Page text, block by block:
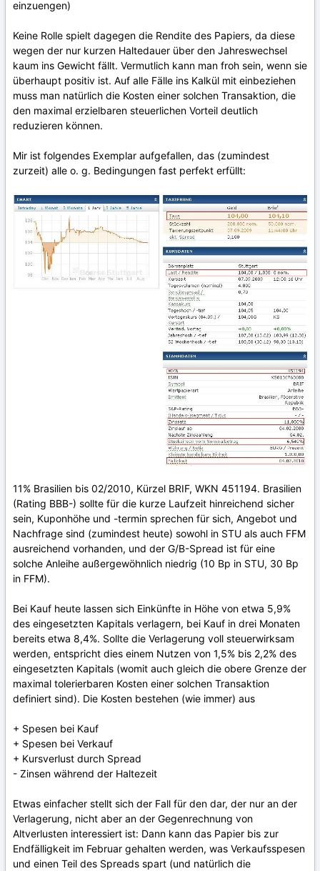
einzuengen)
Keine Rolle spielt dagegen die Rendite des Papiers, da diese
wegen der nur kurzen Haltedauer über den Jahreswechsel
kaum ins Gewicht fällt. Vermutlich kann man froh sein, wenn sie
überhaupt positiv ist. Auf alle Fälle ins Kalkül mit einbeziehen
muss man natürlich die Kosten einer solchen Transaktion, die
den maximal erzielbaren steuerlichen Vorteil deutlich
reduzieren können.
Mir ist folgendes Exemplar aufgefallen, das (zumindest
zurzeit) alle o. g. Bedingungen fast perfekt erfüllt:
11% Brasilien bis 02/2010, Kürzel BRIF, WKN 451194. Brasilien
(Rating BBB-) sollte für die kurze Laufzeit hinreichend sicher
sein, Kuponhöhe und -termin sprechen für sich, Angebot und
Nachfrage sind (zumindest heute) sowohl in STU als auch FFM
ausreichend vorhanden, und der G/B-Spread ist für eine
solche Anleihe außergewöhnlich niedrig (10 Bp in STU, 30 Bp
in FFM).
Bei Kauf heute lassen sich Einkünfte in Höhe von etwa 5,9%
des eingesetzten Kapitals verlagern, bei Kauf in drei Monaten
bereits etwa 8,4%. Sollte die Verlagerung voll steuerwirksam
werden, entspricht dies einem Nutzen von 1,5% bis 2,2% des
eingesetzten Kapitals (womit auch gleich die obere Grenze der
maximal tolerierbaren Kosten einer solchen Transaktion
definiert sind). Die Kosten bestehen (wie immer) aus
+ Spesen bei Kauf
+ Spesen bei Verkauf
+ Kursverlust durch Spread
- Zinsen während der Haltezeit
Etwas einfacher stellt sich der Fall für den dar, der nur an der
Verlagerung, nicht aber an der Gegenrechnung von
Altverlusten interessiert ist: Dann kann das Papier bis zur
Endfälligkeit im Februar gehalten werden, was Verkaufsspesen
und einen Teil des Spreads spart (und natürlich die